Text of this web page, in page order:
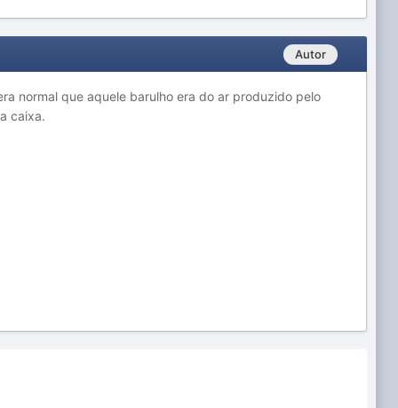
Autor
normal que aquele barulho era do ar produzido pelo
caixa.